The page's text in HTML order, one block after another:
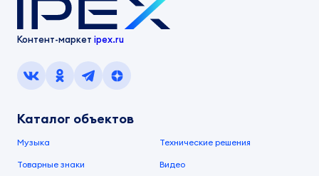
Контент-маркет ipex.ru
Каталог объектов
Музыка Технические решения
Товарные знаки Видео